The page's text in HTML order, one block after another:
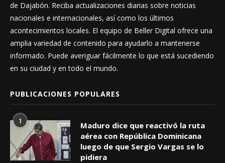
de Dajabón. Reciba actualizaciones diarias sobre noticias
nacionales e internacionales, así como los últimos
acontecimientos locales. El equipo de Beller Digital ofrece una
amplia variedad de contenido para ayudarlo a mantenerse
informado. Puede averiguar fácilmente lo que está sucediendo
en su ciudad y en todo el mundo.
PUBLICACIONES POPULARES
1
Maduro dice que reactivó la ruta
aérea con República Dominicana
luego de que Sergio Vargas se lo
pidiera